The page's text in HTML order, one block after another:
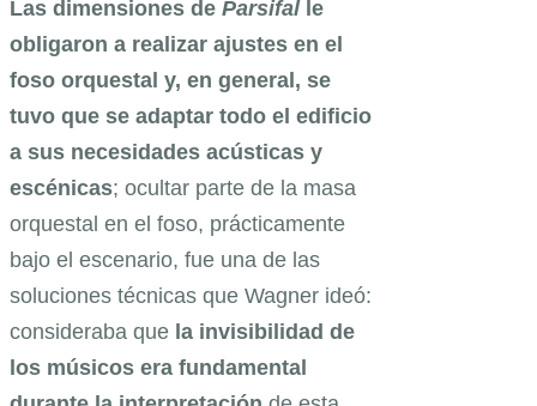
Las dimensiones de Parsifalle
obligaron a realizar ajustes en el
foso orquestal y, en general, se
tuvo que se adaptar todo el edificio
a sus necesidades acústicas y
escénicas; ocultar parte de la masa
orquestal en el foso, prácticamente
bajo el escenario, fue una de las
soluciones técnicas que Wagner ideó:
consideraba que la invisibilidad de
los músicos era fundamental